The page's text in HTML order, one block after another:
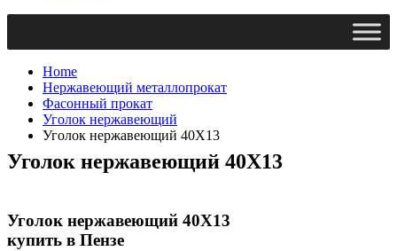
Home
Нержавеющий металлопрокат
Фасонный прокат
Уголок нержавеющий
Уголок нержавеющий 40Х13
Уголок нержавеющий 40Х13
Уголок нержавеющий 40Х13
купить в Пензе